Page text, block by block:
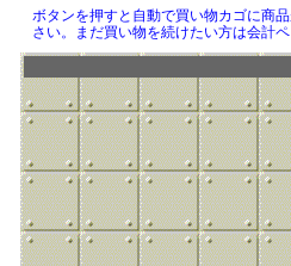
ボタンを押すと自動で買い物カゴに商
さい。まだ買い物を続けたい方は会計